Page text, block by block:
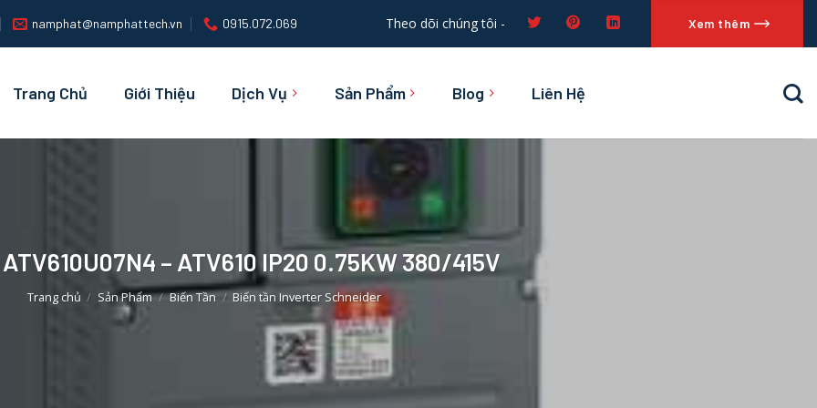
namphat@namphattech.vn 0915.072.069 Theo dõi chúng tôi - Xem thêm
Trang Chủ Giới Thiệu Dịch Vụ Sản Phẩm Blog Liên Hệ
– ATV610 IP20 0.75KW 380/415V
Trang chủ / Sản Phẩm / Biến Tần / Biến tần Inverter Schneider